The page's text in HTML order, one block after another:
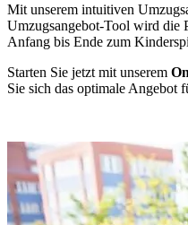
Mit unserem intuitiven
Umzugsangebot-Tool wird die
Anfang bis Ende zum
Starten Sie jetzt mit unserem
Sie sich das optimale Angebot